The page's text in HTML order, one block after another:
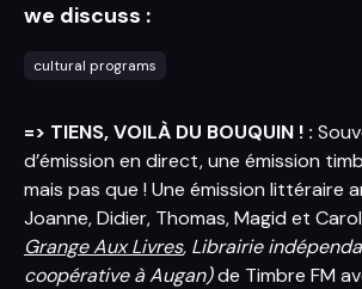
we discuss :
cultural programs
=> TIENS, VOILÀ DU BOUQUIN ! :
d’émission en direct, une émission
mais pas que ! Une émission littéraire
Joanne, Didier, Thomas, Magid et
Grange Aux Livres, Librairie
coopérative à Augan)de Timbre FM